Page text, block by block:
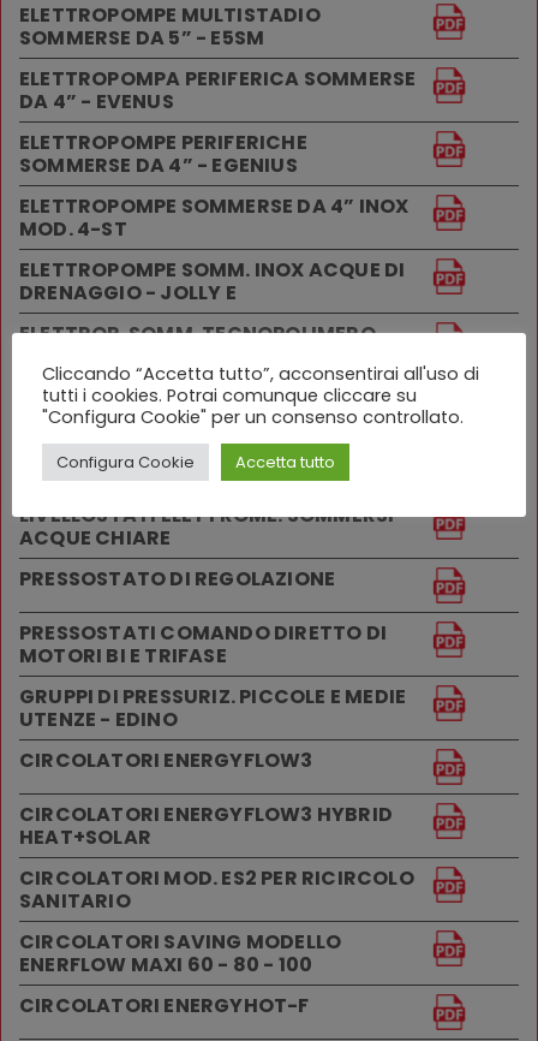
ELETTROPOMPE MULTISTADIO
SOMMERSE DA 5” - E5SM
ELETTROPOMPA PERIFERICA SOMMERSE
DA 4” - EVENUS
ELETTROPOMPE PERIFERICHE
SOMMERSE DA 4” - EGENIUS
ELETTROPOMPE SOMMERSE DA 4” INOX
MOD. 4-ST
ELETTROPOMPE SOMM. INOX ACQUE DI
DRENAGGIO - JOLLY E
ELETTROP. SOMM. TECNOPOLIMERO
REGOLATORI DI PRESSIONE
EDINO - CONVERTITORI DI FREQUENZA
MONOFASE
LIVELLOSTATI ELETTROME. SOMMERSI
ACQUE CHIARE
PRESSOSTATO DI REGOLAZIONE
PRESSOSTATI COMANDO DIRETTO DI
MOTORI BI E TRIFASE
GRUPPI DI PRESSURIZ. PICCOLE E MEDIE
UTENZE - EDINO
CIRCOLATORI ENERGYFLOW3
CIRCOLATORI ENERGYFLOW3 HYBRID
HEAT+SOLAR
CIRCOLATORI MOD. ES2 PER RICIRCOLO
SANITARIO
CIRCOLATORI SAVING MODELLO
ENERFLOW MAXI 60 - 80 - 100
CIRCOLATORI ENERGYHOT-F
Cliccando “Accetta tutto”, acconsentirai all'uso di
tutti i cookies. Potrai comunque cliccare su
"Configura Cookie" per un consenso controllato.
Configura Cookie Accetta tutto